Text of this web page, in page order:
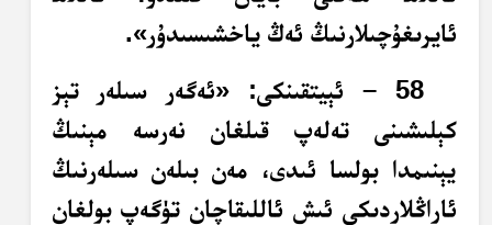
ئايرىغۇچىلارنىڭ ئەڭ ياخشىسىدۇر».
58 – ئېيتقىنكى: «ئەگەر سىلەر تېز
كېلىشىنى تەلەپ قىلغان نەرسە مېنىڭ
يېنىمدا بولسا ئىدى، مەن بىلەن سىلەرنىڭ
ئاراڭلاردىكى ئىش ئاللىقاچان تۈگەپ بولغان